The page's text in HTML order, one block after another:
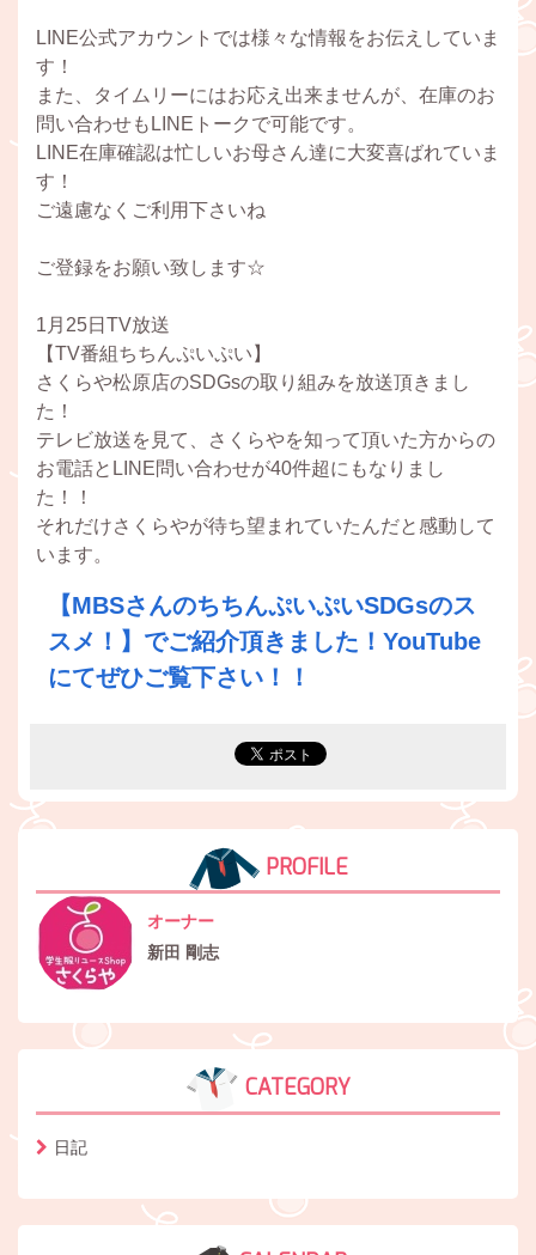
LINE公式アカウントでは様々な情報をお伝えしていま
す！
また、タイムリーにはお応え出来ませんが、在庫のお
問い合わせもLINEトークで可能です。
LINE在庫確認は忙しいお母さん達に大変喜ばれていま
す！
ご遠慮なくご利用下さいね
ご登録をお願い致します☆
1月25日TV放送
【TV番組ちちんぷいぷい】
さくらや松原店のSDGsの取り組みを放送頂きまし
た！
テレビ放送を見て、さくらやを知って頂いた方からの
お電話とLINE問い合わせが40件超にもなりまし
た！！
それだけさくらやが待ち望まれていたんだと感動して
います。
【MBSさんのちちんぷいぷいSDGsのス
スメ！】でご紹介頂きました！YouTube
にてぜひご覧下さい！！
PROFILE
オーナー
新田 剛志
CATEGORY
日記